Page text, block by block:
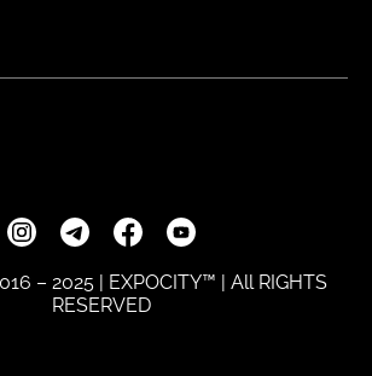
– 2025 | EXPOCITY™ | All RIGHTS
RESERVED